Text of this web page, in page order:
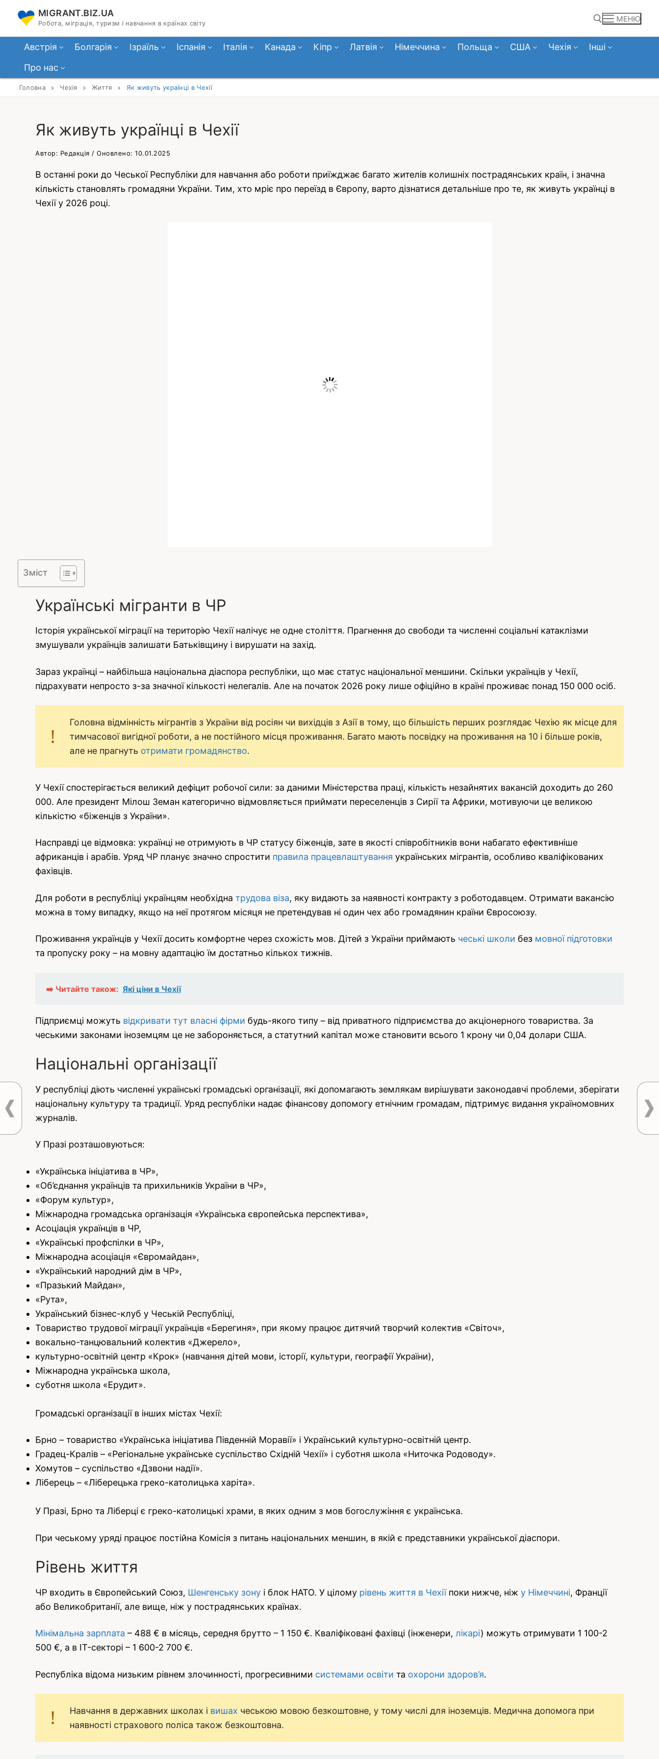
вмісту
MIGRANT.BIZ.UA
Робота, міграція, туризм і навчання в країнах світу МЕНЮ
Австрія Болгарія Ізраїль Іспанія Італія Канада Кіпр Латвія Німеччина Польща США Чехія
Інші
Про нас
Головна Чехія Життя Як живуть українці в Чехії
Як живуть українці в Чехії
Автор: Редакція / Оновлено: 10.01.2025
В останні роки до Чеської Республіки для навчання або роботи приїжджає багато жителів колишніх пострадянських країн, і значна
кількість становлять громадяни України. Тим, хто мріє про переїзд в Європу, варто дізнатися детальніше про те, як живуть українці в
Чехії у 2026 році.
Зміст
Українські мігранти в ЧР
Історія української міграції на територію Чехії налічує не одне століття. Прагнення до свободи та численні соціальні катаклізми
змушували українців залишати Батьківщину і вирушати на захід.
Зараз українці – найбільша національна діаспора республіки, що має статус національної меншини. Скільки українців у Чехії,
підрахувати непросто з-за значної кількості нелегалів. Але на початок 2026 року лише офіційно в країні проживає понад 150 000 осіб.
Головна відмінність мігрантів з України від росіян чи вихідців з Азії в тому, що більшість перших розглядає Чехію як місце для
тимчасової вигідної роботи, а не постійного місця проживання. Багато мають посвідку на проживання на 10 і більше років,
але не прагнуть отримати громадянство.
У Чехії спостерігається великий дефіцит робочої сили: за даними Міністерства праці, кількість незайнятих вакансій доходить до 260
000. Але президент Мілош Земан категорично відмовляється приймати переселенців з Сирії та Африки, мотивуючи це великою
кількістю «біженців з України».
Насправді це відмовка: українці не отримують в ЧР статусу біженців, зате в якості співробітників вони набагато ефективніше
африканців і арабів. Уряд ЧР планує значно спростити правила працевлаштування українських мігрантів, особливо кваліфікованих
фахівців.
Для роботи в республіці українцям необхідна трудова віза, яку видають за наявності контракту з роботодавцем. Отримати вакансію
можна в тому випадку, якщо на неї протягом місяця не претендував ні один чех або громадянин країни Євросоюзу.
Проживання українців у Чехії досить комфортне через схожість мов. Дітей з України приймають чеські школи без мовної підготовки
та пропуску року – на мовну адаптацію їм достатньо кількох тижнів.
➡️ Читайте також: Які ціни в Чехії
Підприємці можуть відкривати тут власні фірми будь-якого типу – від приватного підприємства до акціонерного товариства. За
чеськими законами іноземцям це не забороняється, а статутний капітал може становити всього 1 крону чи 0,04 долари США.
Національні організації
У республіці діють численні українські громадські організації, які допомагають землякам вирішувати законодавчі проблеми, зберігати
національну культуру та традиції. Уряд республіки надає фінансову допомогу етнічним громадам, підтримує видання україномовних
журналів.
У Празі розташовуються:
«Українська ініціатива в ЧР»,
«Об’єднання українців та прихильників України в ЧР»,
«Форум культур»,
Міжнародна громадська організація «Українська європейська перспектива»,
Асоціація українців в ЧР,
«Українські профспілки в ЧР»,
Міжнародна асоціація «Євромайдан»,
«Український народний дім в ЧР»,
«Празький Майдан»,
«Рута»,
Український бізнес-клуб у Чеській Республіці,
Товариство трудової міграції українців «Берегиня», при якому працює дитячий творчий колектив «Світоч»,
вокально-танцювальний колектив «Джерело»,
культурно-освітній центр «Крок» (навчання дітей мови, історії, культури, географії України),
Міжнародна українська школа,
суботня школа «Ерудит».
Громадські організації в інших містах Чехії:
Брно – товариство «Українська ініціатива Південній Моравії» і Український культурно-освітній центр.
Градец-Кралів – «Регіональне українське суспільство Східній Чехії» і суботня школа «Ниточка Родоводу».
Хомутов – суспільство «Дзвони надії».
Ліберець – «Ліберецька греко-католицька харіта».
У Празі, Брно та Ліберці є греко-католицькі храми, в яких одним з мов богослужіння є українська.
При чеському уряді працює постійна Комісія з питань національних меншин, в якій є представники української діаспори.
Рівень життя
ЧР входить в Європейський Союз, Шенгенську зону і блок НАТО. У цілому рівень життя в Чехіїпоки нижче, ніж у Німеччині, Франції
або Великобританії, але вище, ніж у пострадянських країнах.
Мінімальна зарплата – 488 € в місяць, середня брутто – 1 150 €. Кваліфіковані фахівці (інженери, лікарі) можуть отримувати 1 100-2
500 €, а в IT-секторі – 1 600-2 700 €.
Республіка відома низьким рівнем злочинності, прогресивними системами освіти та охорони здоров’я.
Навчання в державних школах і вишах чеською мовою безкоштовне, у тому числі для іноземців. Медична допомога при
наявності страхового поліса також безкоштовна.